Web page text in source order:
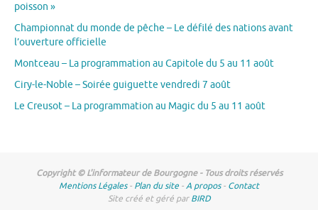
poisson »
Championnat du monde de pêche – Le défilé des nations avant
l’ouverture officielle
Montceau – La programmation au Capitole du 5 au 11 août
Ciry-le-Noble – Soirée guiguette vendredi 7 août
Le Creusot – La programmation au Magic du 5 au 11 août
Copyright © L'informateur de Bourgogne - Tous droits réservés
Mentions Légales- Plan du site -A propos- Contact
Site créé et géré parBIRD